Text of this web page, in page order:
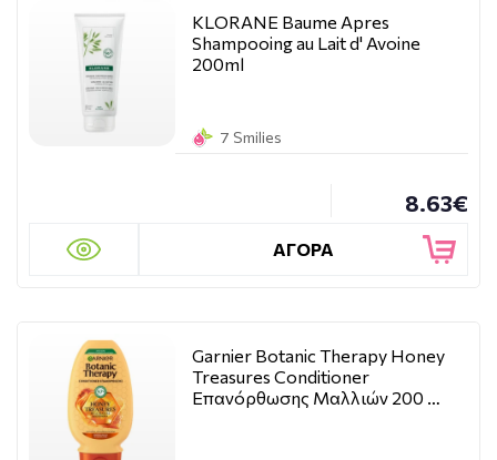
KLORANE Baume Apres
Shampooing au Lait d' Avoine
200ml
7 Smilies
8.63€
ΑΓΟΡΑ
Garnier Botanic Therapy Honey
Treasures Conditioner
Επανόρθωσης Μαλλιών 200 …